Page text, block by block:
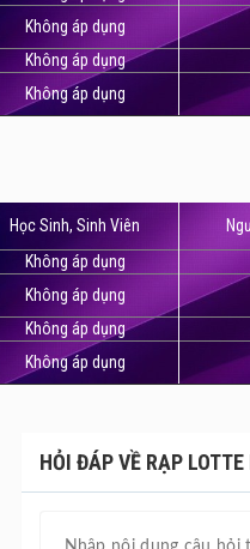
Không áp dụng
Không áp dụng
Không áp dụng
Học Sinh, Sinh Viên
Không áp dụng
Không áp dụng
Không áp dụng
Không áp dụng
HỎI ĐÁP VỀ RẠP